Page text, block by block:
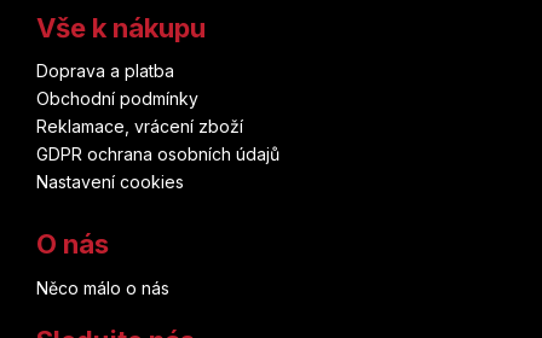
Vše k nákupu
Doprava a platba
Obchodní podmínky
Reklamace, vrácení zboží
GDPR ochrana osobních údajů
Nastavení cookies
O nás
Něco málo o nás